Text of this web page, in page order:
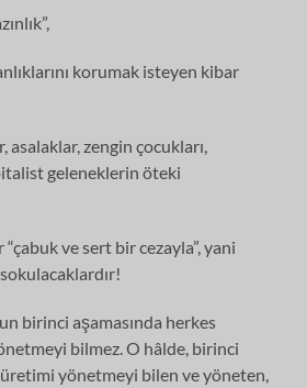
korumak isteyen kibar
asalaklar, zengin çocukları,
geleneklerin öteki
“çabuk ve sert bir cezayla”, yani
birinci aşamasında herkes
bilmez. O hâlde, birinci
yönetmeyi bilen ve yöneten,